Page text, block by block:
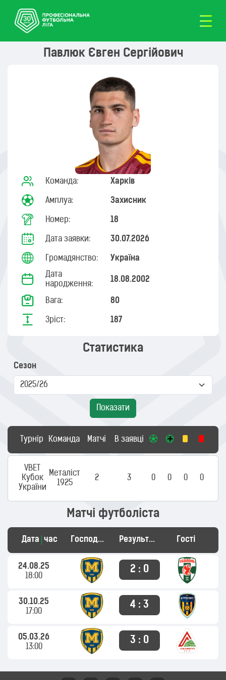
Павлюк Євген Сергійович
Команда: Харків
Амплуа: Захисник
Номер: 18
Дата заявки: 30.07.2026
Громадянство: Україна
Дата
народження:
18.08.2002
Вага: 80
Зріст: 187
Статистика
Сезон
Показати
Турнір Команда Матчі В заявці
VBET
Кубок
України
Металіст
1925
2 3 0 0 0 0
Матчі футболіста
Дата час Господарі Результат Гості
24.08.25
18:00
2 : 0
30.10.25
17:00
4 : 3
05.03.26
13:00
3 : 0